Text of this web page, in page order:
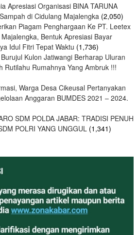
Apresiasi Organisasi BINA TARUNA
di Cidulang Majalengka (2,050)
Piagam Penghargaan Ke PT. Leetex
Bentuk Apresiasi Bayar
Idul Fitri Tepat Waktu (1,736)
Kulon Jatiwangi Berharap Uluran
Rutilahu Rumahnya Yang Ambruk !!!
Warga Desa Cikeusal Pertanyakan
Anggaran BUMDES 2021 – 2024.
SDM POLDA JABAR: TRADISI PENUH
POLRI YANG UNGGUL (1,341)